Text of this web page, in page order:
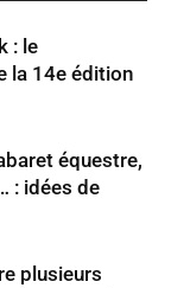
: le
la 14e édition
équestre,
: idées de
plusieurs